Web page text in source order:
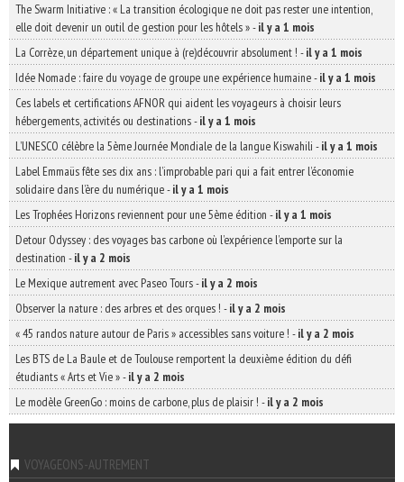
The Swarm Initiative : « La transition écologique ne doit pas rester une intention,
elle doit devenir un outil de gestion pour les hôtels »-il y a 1 mois
La Corrèze, un département unique à (re)découvrir absolument ! -il y a 1 mois
Idée Nomade : faire du voyage de groupe une expérience humaine-il y a 1 mois
Ces labels et certifications AFNOR qui aident les voyageurs à choisir leurs
hébergements, activités ou destinations-il y a 1 mois
L’UNESCO célèbre la 5ème Journée Mondiale de la langue Kiswahili -il y a 1 mois
Label Emmaüs fête ses dix ans : l’improbable pari qui a fait entrer l’économie
solidaire dans l’ère du numérique-il y a 1 mois
Les Trophées Horizons reviennent pour une 5ème édition -il y a 1 mois
Detour Odyssey : des voyages bas carbone où l’expérience l’emporte sur la
destination -il y a 2 mois
Le Mexique autrement avec Paseo Tours-il y a 2 mois
Observer la nature : des arbres et des orques ! -il y a 2 mois
« 45 randos nature autour de Paris » accessibles sans voiture ! -il y a 2 mois
Les BTS de La Baule et de Toulouse remportent la deuxième édition du défi
étudiants « Arts et Vie »-il y a 2 mois
Le modèle GreenGo : moins de carbone, plus de plaisir ! -il y a 2 mois
VOYAGEONS-AUTREMENT